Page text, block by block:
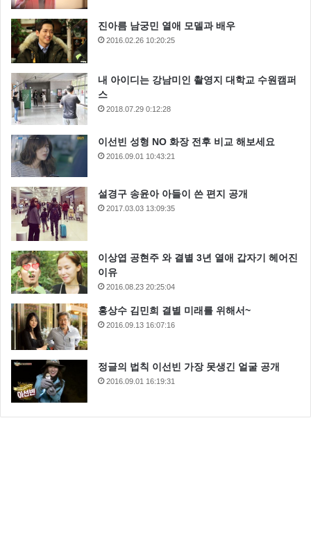
또한 윤균상에 대해서는 “요리사 옆에 머슴이 있는데 만
나본 살마 중 강호동 빼고는 힘이 제일 센거 같다”라며
“질문이 너무 많은 게 흠이지만 순수하고 무언가 열심히
하려고 하는 모습이 좋다”라고 밝혔어요
큰형 이서진 둘째 에릭 막내 윤균상 근데 막내가 힘이
그렇게 좋으면 힘들을은 모두 윤균상 차지가 될거 같네
요 ㅎㅎ
진아름 남궁민 열애 모델과 배우
2016.02.26 10:20:25
내 아이디는 강남미인 촬영지 대학교 수원캠퍼
스
2018.07.29 0:12:28
이선빈 성형 NO 화장 전후 비교 해보세요
2016.09.01 10:43:21
설경구 송윤아 아들이 쓴 편지 공개
2017.03.03 13:09:35
이상엽 공현주 와 결별 3년 열애 갑자기 헤어진
이유
2016.08.23 20:25:04
홍상수 김민희 결별 미래를 위해서~
2016.09.13 16:07:16
정글의 법칙 이선빈 가장 못생긴 얼굴 공개
2016.09.01 16:19:31